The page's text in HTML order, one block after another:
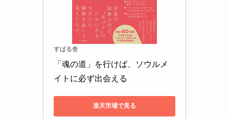
すばる舎
「魂の道」を行けば、ソウルメ
イトに必ず出会える
楽天市場で見る